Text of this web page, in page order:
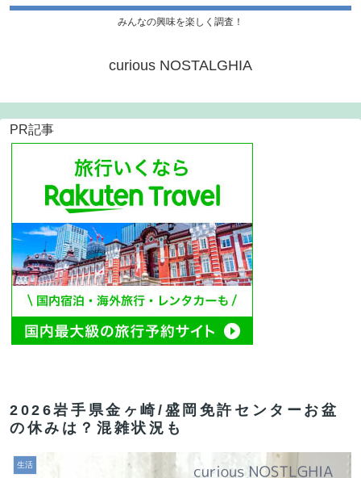
みんなの興味を楽しく調査！
curious NOSTALGHIA
PR記事
2026岩手県金ヶ崎/盛岡免許センターお盆
の休みは？混雑状況も
生活